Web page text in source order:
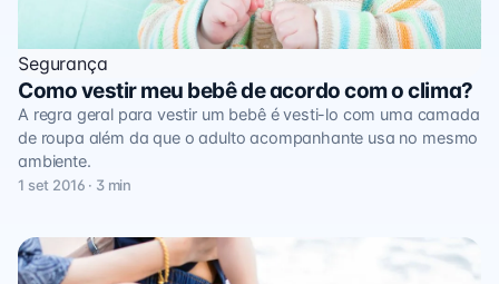
Segurança
Como vestir meu bebê de acordo com o clima?
A regra geral para vestir um bebê é vesti-lo com uma camada
de roupa além da que o adulto acompanhante usa no mesmo
ambiente.
1 set 2016 · 3 min